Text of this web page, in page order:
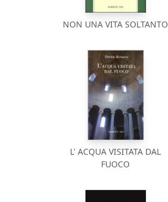
NON UNA VITA SOLTANTO
L' ACQUA VISITATA DAL
FUOCO